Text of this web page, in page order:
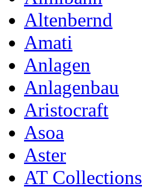
Altenbernd
Amati
Anlagen
Anlagenbau
Aristocraft
Asoa
Aster
AT Collections